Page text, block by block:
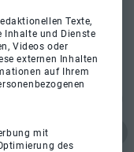
Texte,
Inhalte und Dienste
Videos oder
externen Inhalten
auf Ihrem
mit
des